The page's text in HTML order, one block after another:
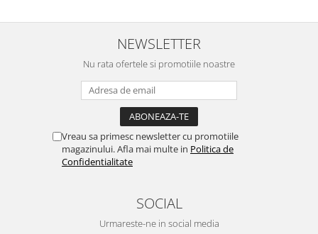
NEWSLETTER
Nu rata ofertele si promotiile noastre
Vreau sa primesc newsletter cu promotiile
magazinului. Afla mai multe in Politica de
Confidentialitate
SOCIAL
Urmareste-ne in social media